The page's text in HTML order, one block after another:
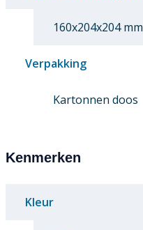
160x204x204 mm
Verpakking
Kartonnen doos
Kenmerken
Kleur